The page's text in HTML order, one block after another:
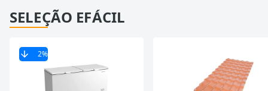
SELEÇÃO EFÁCIL
2%